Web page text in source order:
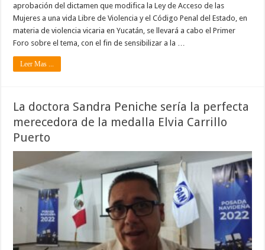
aprobación del dictamen que modifica la Ley de Acceso de las
Mujeres a una vida Libre de Violencia y el Código Penal del Estado, en
materia de violencia vicaria en Yucatán, se llevará a cabo el Primer
Foro sobre el tema, con el fin de sensibilizar a la …
Leer Mas ...
La doctora Sandra Peniche sería la perfecta
merecedora de la medalla Elvia Carrillo
Puerto